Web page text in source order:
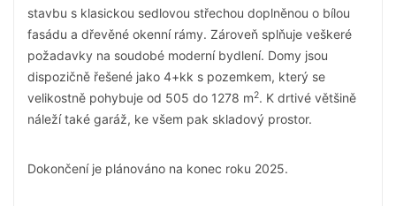
stavbu s klasickou sedlovou střechou doplněnou o bílou
fasádu a dřevěné okenní rámy. Zároveň splňuje veškeré
požadavky na soudobé moderní bydlení. Domy jsou
dispozičně řešené jako 4+kk s pozemkem, který se
velikostně pohybuje od 505 do 1278 m2. K drtivé většině
náleží také garáž, ke všem pak skladový prostor.
Dokončení je plánováno na konec roku 2025.